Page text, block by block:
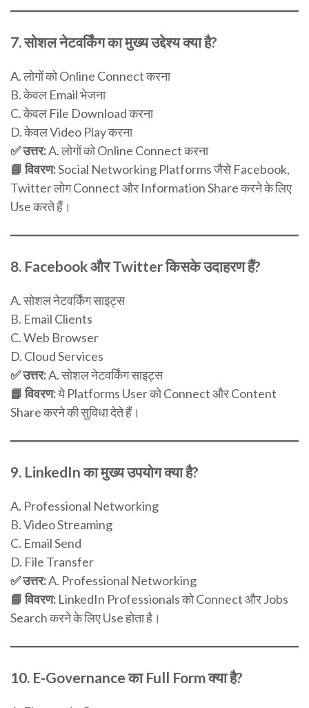
7.सोशल नेटवर्किंग का मुख्य उद्देश्य क्या है?
A. लोगों को Online Connect करना
B. केवल Email भेजना
C. केवल File Download करना
D. केवल Video Play करना
✅ उत्तर:A. लोगों को Online Connect करना
📘 विवरण:Social Networking Platforms जैसे Facebook,
Twitter लोग Connect और Information Share करने के लिए
Use करते हैं।
8. Facebook और Twitter किसके उदाहरण हैं?
A. सोशल नेटवर्किंग साइट्स
B. Email Clients
C. Web Browser
D. Cloud Services
✅ उत्तर:A. सोशल नेटवर्किंग साइट्स
📘 विवरण:ये Platforms User को Connect और Content
Share करने की सुविधा देते हैं।
9. LinkedIn का मुख्य उपयोग क्या है?
A. Professional Networking
B. Video Streaming
C. Email Send
D. File Transfer
✅ उत्तर:A. Professional Networking
📘 विवरण: LinkedIn Professionals को Connect और Jobs
Search करने के लिए Use होता है।
10. E-Governance का Full Form क्या है?